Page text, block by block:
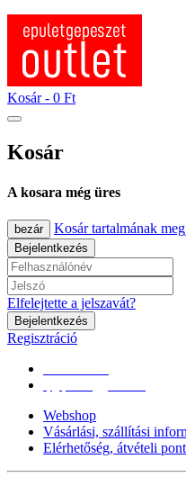
Kosár - 0 Ft
Kosár
A kosara még üres
bezár Kosár tartalmának
Bejelentkezés
Elfelejtette a jelszavát?
Bejelentkezés
Regisztráció
Webshop
Vásárlási, szállítási
Elérhetőség, átvételi pont